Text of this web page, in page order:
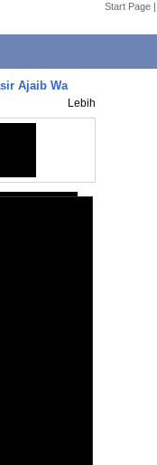
Start Page |
Ajaib Wa
Lebih